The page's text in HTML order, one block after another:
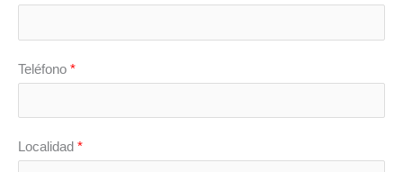
Teléfono *
Localidad *